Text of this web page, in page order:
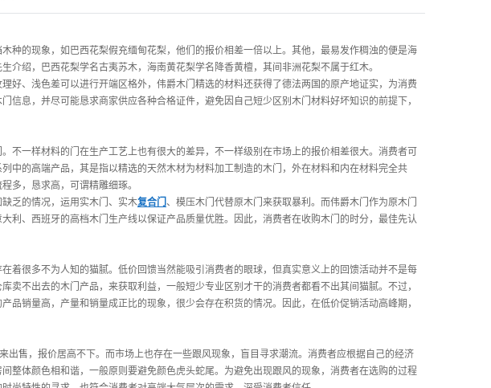
的现象，如巴西花梨假充缅甸花梨，他们的报价相差一倍以上。其他，最易发作稠浊的便是海
介绍，巴西花梨学名古夷苏木，海南黄花梨学名降香黄檀，其间非洲花梨不属于红木。
、浅色差可以进行开端区格外，伟爵木门精选的材料还获得了德法两国的原产地证实，为消费
信息，并尽可能恳求商家供应各种合格证件，避免因自己短少区别木门材料好坏知识的前提下，
不一样材料的门在生产工艺上也有很大的差异，不一样级别在市场上的报价相差很大。消费者可
中的高端产品，其是指以精选的天然木材为材料加工制造的木门，外在材料和内在材料完全共
多，恳求高，可谓精雕细琢。
乏的情况，运用实木门、实木复合门 、模压木门代替原木门来获取暴利。而伟爵木门作为原木门
利、西班牙的高档木门生产线以保证产品质量优胜。因此，消费者在收购木门的时分，最佳先认
很多不为人知的猫腻。低价回馈当然能吸引消费者的眼球，但真实意义上的回馈活动并不是每
卖不出去的木门产品，来获取利益，一般短少专业区别才干的消费者都看不出其间猫腻。不过，
品销量高，产量和销量成正比的现象，很少会存在积货的情况。因此，在低价促销活动高峰期，
售，报价居高不下。而市场上也存在一些跟风现象，盲目寻求潮流。消费者应根据自己的经济
整体颜色相和谐，一般原则要避免颜色虎头蛇尾。为避免出现跟风的现象，消费者在选购的过程